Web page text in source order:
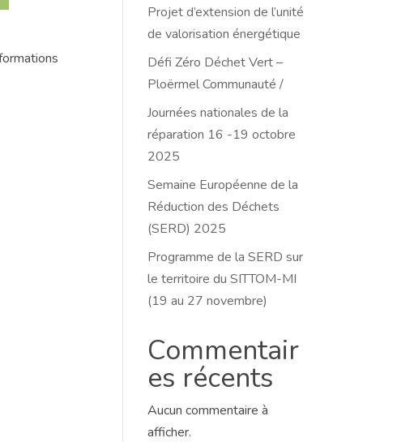
Projet d’extension de l’unité
de valorisation énergétique
Défi Zéro Déchet Vert –
Ploërmel Communauté /
Journées nationales de la
réparation 16 -19 octobre
2025
Semaine Européenne de la
Réduction des Déchets
(SERD) 2025
Programme de la SERD sur
le territoire du SITTOM-MI
(19 au 27 novembre)
Commentair
es récents
Aucun commentaire à
afficher.